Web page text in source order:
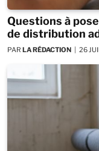
Questions à
de distribution
PAR LA RÉDACTION 26